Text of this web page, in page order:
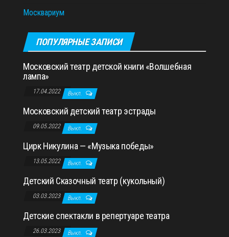
Москвариум
ПОПУЛЯРНЫЕ ЗАПИСИ
Московский театр детской книги «Волшебная
лампа»
17.04.2022 Выкл.
Московский детский театр эстрады
09.05.2022 Выкл.
Цирк Никулина — «Музыка победы»
13.05.2022 Выкл.
Детский Сказочный театр (кукольный)
03.03.2023 Выкл.
Детские спектакли в репертуаре театра
26.03.2023 Выкл.